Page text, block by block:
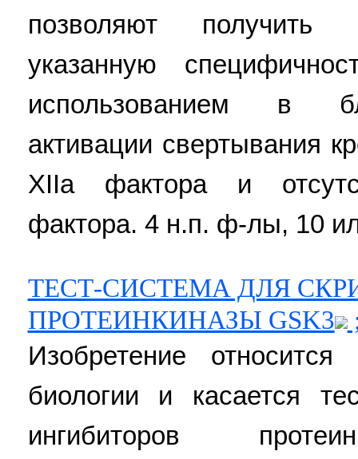
позволяют получить
указанную
использованием в
активации свертывания
XIIa фактора и
фактора. 4 н.п. ф-лы, 10
ТЕСТ-СИСТЕМА ДЛЯ
ПРОТЕИНКИНАЗЫ GSK3
Изобретение
биологии и касается
ингибиторов